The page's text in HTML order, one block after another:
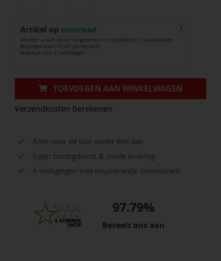
aantal
Artikel op voorraad
Afhalen: u kunt direct langskomen in Zwijndrecht | Numansdorp
Bezorgen (voor 15:00 uur besteld):
levertijd max. 2 werkdagen
i
TOEVOEGEN AAN WINKELWAGEN
Verzendkosten berekenen
Alles voor de tuin onder één dak
Eigen bezorgdienst & snelle levering
4 vestigingen met inspirerende showtuinen
97.79%
Beveelt ons aan